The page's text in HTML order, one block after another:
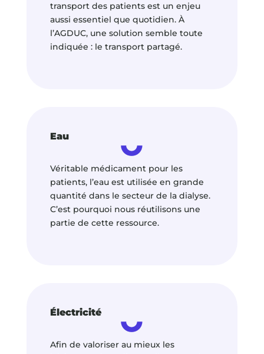
transport des patients est un enjeu
aussi essentiel que quotidien. À
l’AGDUC, une solution semble toute
indiquée : le transport partagé.
Eau
Véritable médicament pour les
patients, l’eau est utilisée en grande
quantité dans le secteur de la dialyse.
C’est pourquoi nous réutilisons une
partie de cette ressource.
Électricité
Afin de valoriser au mieux les